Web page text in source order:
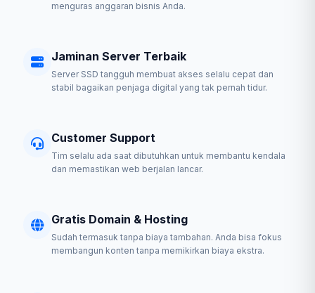
menguras anggaran bisnis Anda.
Jaminan Server Terbaik
Server SSD tangguh membuat akses selalu cepat dan
stabil bagaikan penjaga digital yang tak pernah tidur.
Customer Support
Tim selalu ada saat dibutuhkan untuk membantu kendala
dan memastikan web berjalan lancar.
Gratis Domain & Hosting
Sudah termasuk tanpa biaya tambahan. Anda bisa fokus
membangun konten tanpa memikirkan biaya ekstra.